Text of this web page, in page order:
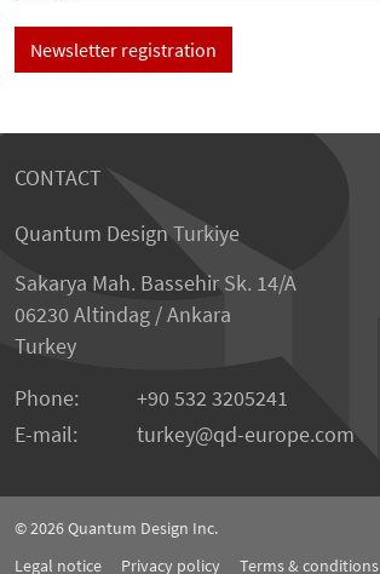
Newsletter registration
CONTACT
Quantum Design Turkiye
Sakarya Mah. Bassehir Sk. 14/A
06230 Altindag / Ankara
Turkey
Phone:
+90 532 3205241
E-mail:
turkey qd-europe.com
© 2026Quantum Design Inc.
Legal notice
Privacy policy Terms & conditions